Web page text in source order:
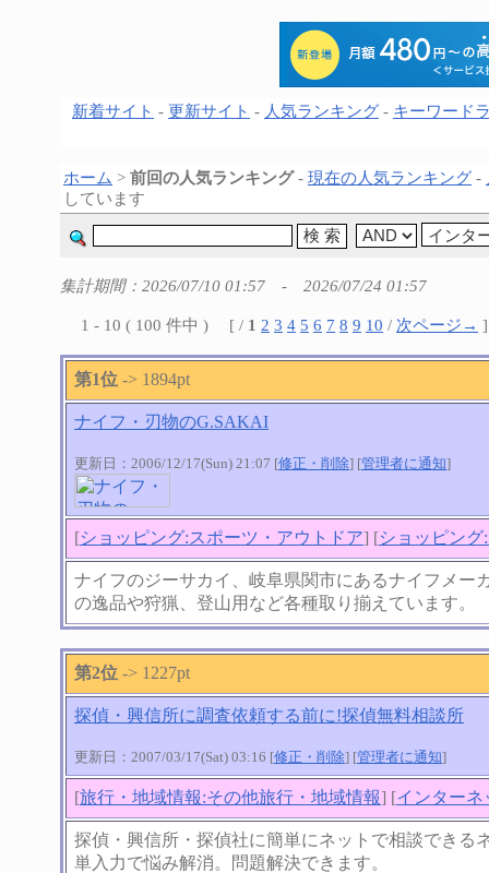
新着サイト - 更新サイト - 人気ランキング - キーワード
ホーム > 前回の人気ランキング- 現在の人気ランキング -
しています
集計期間：2026/07/10 01:57 - 2026/07/24 01:57
1 - 10 ( 100 件中 ) [ / 1 2 3 4 5 6 7 8 9 10 / 次ページ→ ]
第1位 -> 1894pt
ナイフ・刃物のG.SAKAI
更新日：2006/12/17(Sun) 21:07 [修正・削除] [管理者に通知]
[ショッピング:スポーツ・アウトドア] [ショッピン
ナイフのジーサカイ、岐阜県関市にあるナイフメー
の逸品や狩猟、登山用など各種取り揃えています。
第2位 -> 1227pt
探偵・興信所に調査依頼する前に!探偵無料相談所
更新日：2007/03/17(Sat) 03:16 [修正・削除] [管理者に通知]
[旅行・地域情報:その他旅行・地域情報] [インターネ
探偵・興信所・探偵社に簡単にネットで相談できる
単入力で悩み解消。問題解決できます。